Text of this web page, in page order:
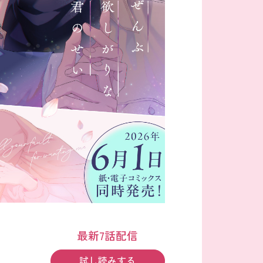
最新7話配信